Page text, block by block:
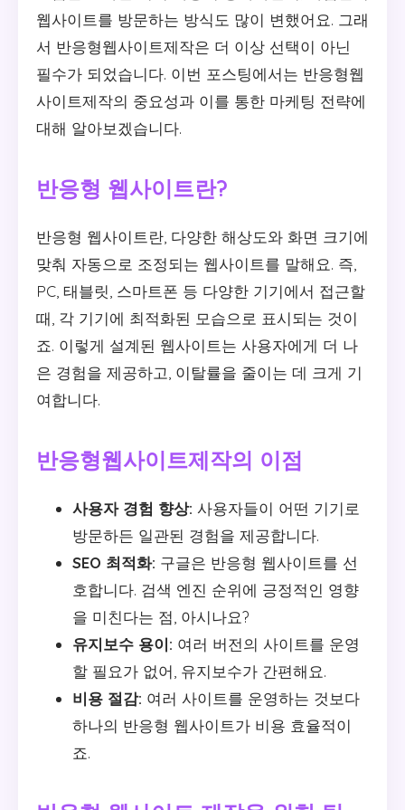
웹사이트를 방문하는 방식도 많이 변했어요. 그래
서 반응형웹사이트제작은 더 이상 선택이 아닌
필수가 되었습니다. 이번 포스팅에서는 반응형웹
사이트제작의 중요성과 이를 통한 마케팅 전략에
대해 알아보겠습니다.
반응형 웹사이트란?
반응형 웹사이트란, 다양한 해상도와 화면 크기에
맞춰 자동으로 조정되는 웹사이트를 말해요. 즉,
PC, 태블릿, 스마트폰 등 다양한 기기에서 접근할
때, 각 기기에 최적화된 모습으로 표시되는 것이
죠. 이렇게 설계된 웹사이트는 사용자에게 더 나
은 경험을 제공하고, 이탈률을 줄이는 데 크게 기
여합니다.
반응형웹사이트제작의 이점
사용자 경험 향상: 사용자들이 어떤 기기로
방문하든 일관된 경험을 제공합니다.
SEO 최적화: 구글은 반응형 웹사이트를 선
호합니다. 검색 엔진 순위에 긍정적인 영향
을 미친다는 점, 아시나요?
유지보수 용이: 여러 버전의 사이트를 운영
할 필요가 없어, 유지보수가 간편해요.
비용 절감: 여러 사이트를 운영하는 것보다
하나의 반응형 웹사이트가 비용 효율적이
죠.